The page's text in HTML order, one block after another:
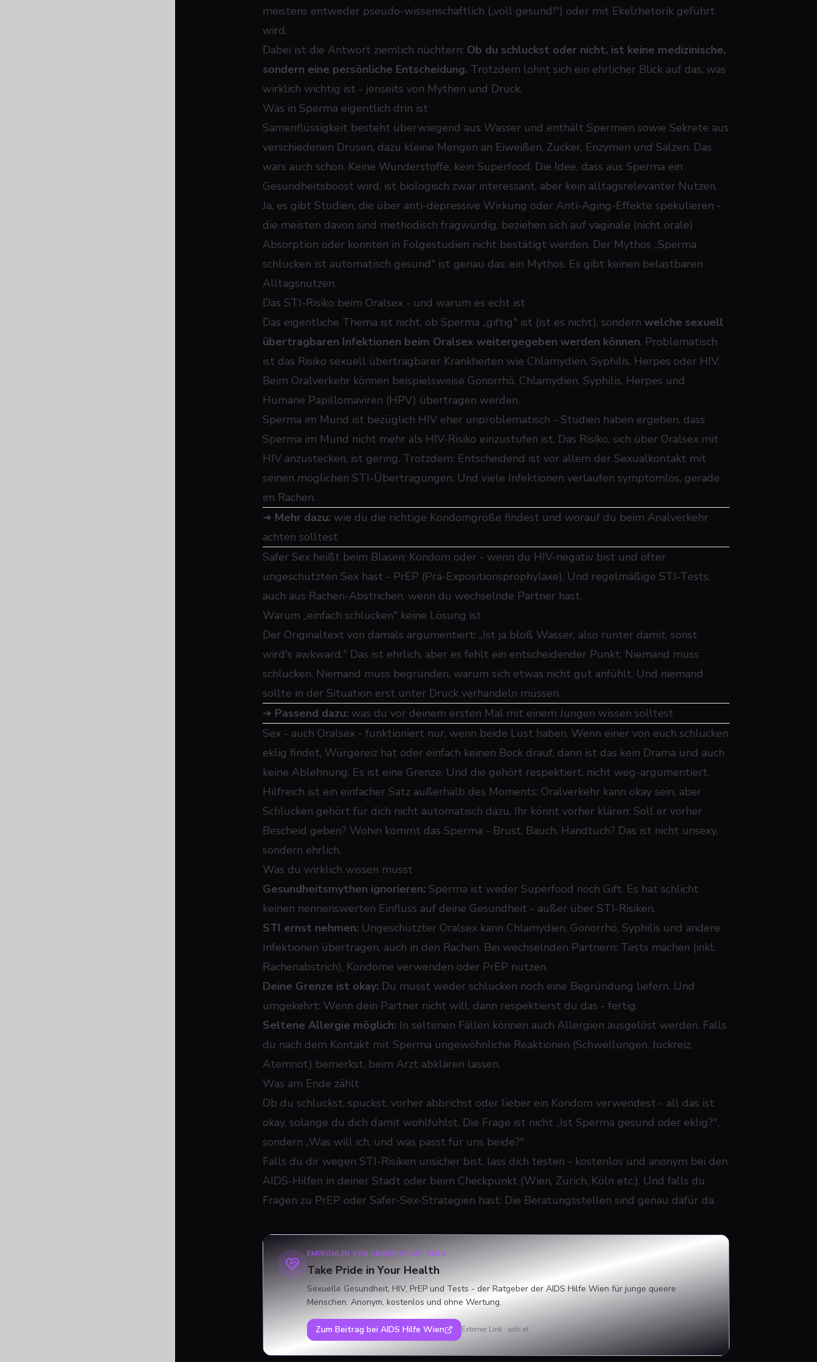
meistens entweder pseudo-wissenschaftlich („voll gesund!") oder mit Ekelrhetorik geführt
wird.
Dabei ist die Antwort ziemlich nüchtern: Ob du schluckst oder nicht, ist keine medizinische,
sondern eine persönliche Entscheidung. Trotzdem lohnt sich ein ehrlicher Blick auf das, was
wirklich wichtig ist - jenseits von Mythen und Druck.
Was in Sperma eigentlich drin ist
Samenflüssigkeit besteht überwiegend aus Wasser und enthält Spermien sowie Sekrete aus
verschiedenen Drüsen, dazu kleine Mengen an Eiweißen, Zucker, Enzymen und Salzen. Das
wars auch schon. Keine Wunderstoffe, kein Superfood. Die Idee, dass aus Sperma ein
Gesundheitsboost wird, ist biologisch zwar interessant, aber kein alltagsrelevanter Nutzen.
Ja, es gibt Studien, die über anti-depressive Wirkung oder Anti-Aging-Effekte spekulieren -
die meisten davon sind methodisch fragwürdig, beziehen sich auf vaginale (nicht orale)
Absorption oder konnten in Folgestudien nicht bestätigt werden. Der Mythos „Sperma
schlucken ist automatisch gesund" ist genau das: ein Mythos. Es gibt keinen belastbaren
Alltagsnutzen.
Das STI-Risiko beim Oralsex - und warum es echt ist
Das eigentliche Thema ist nicht, ob Sperma „giftig" ist (ist es nicht), sondern welche sexuell
übertragbaren Infektionen beim Oralsex weitergegeben werden können. Problematisch
ist das Risiko sexuell übertragbarer Krankheiten wie Chlamydien, Syphilis, Herpes oder HIV.
Beim Oralverkehr können beispielsweise Gonorrhö, Chlamydien, Syphilis, Herpes und
Humane Papillomaviren (HPV) übertragen werden.
Sperma im Mund ist bezüglich HIV eher unproblematisch - Studien haben ergeben, dass
Sperma im Mund nicht mehr als HIV-Risiko einzustufen ist. Das Risiko, sich über Oralsex mit
HIV anzustecken, ist gering. Trotzdem: Entscheidend ist vor allem der Sexualkontakt mit
seinen möglichen STI-Übertragungen. Und viele Infektionen verlaufen symptomlos, gerade
im Rachen.
➜ Mehr dazu: wie du die richtige Kondomgröße findest und worauf du beim Analverkehr
achten solltest
Safer Sex heißt beim Blasen: Kondom oder - wenn du HIV-negativ bist und öfter
ungeschützten Sex hast - PrEP (Prä-Expositionsprophylaxe). Und regelmäßige STI-Tests,
auch aus Rachen-Abstrichen, wenn du wechselnde Partner hast.
Warum „einfach schlucken" keine Lösung ist
Der Originaltext von damals argumentiert: „Ist ja bloß Wasser, also runter damit, sonst
wird's awkward." Das ist ehrlich, aber es fehlt ein entscheidender Punkt: Niemand muss
schlucken. Niemand muss begründen, warum sich etwas nicht gut anfühlt. Und niemand
sollte in der Situation erst unter Druck verhandeln müssen.
➜ Passend dazu: was du vor deinem ersten Mal mit einem Jungen wissen solltest
Sex - auch Oralsex - funktioniert nur, wenn beide Lust haben. Wenn einer von euch schlucken
eklig findet, Würgereiz hat oder einfach keinen Bock drauf, dann ist das kein Drama und auch
keine Ablehnung. Es ist eine Grenze. Und die gehört respektiert, nicht weg-argumentiert.
Hilfreich ist ein einfacher Satz außerhalb des Moments: Oralverkehr kann okay sein, aber
Schlucken gehört für dich nicht automatisch dazu. Ihr könnt vorher klären: Soll er vorher
Bescheid geben? Wohin kommt das Sperma - Brust, Bauch, Handtuch? Das ist nicht unsexy,
sondern ehrlich.
Was du wirklich wissen musst
Gesundheitsmythen ignorieren: Sperma ist weder Superfood noch Gift. Es hat schlicht
keinen nennenswerten Einfluss auf deine Gesundheit - außer über STI-Risiken.
STI ernst nehmen: Ungeschützter Oralsex kann Chlamydien, Gonorrhö, Syphilis und andere
Infektionen übertragen, auch in den Rachen. Bei wechselnden Partnern: Tests machen (inkl.
Rachenabstrich), Kondome verwenden oder PrEP nutzen.
Deine Grenze ist okay: Du musst weder schlucken noch eine Begründung liefern. Und
umgekehrt: Wenn dein Partner nicht will, dann respektierst du das - fertig.
Seltene Allergie möglich: In seltenen Fällen können auch Allergien ausgelöst werden. Falls
du nach dem Kontakt mit Sperma ungewöhnliche Reaktionen (Schwellungen, Juckreiz,
Atemnot) bemerkst, beim Arzt abklären lassen.
Was am Ende zählt
Ob du schluckst, spuckst, vorher abbrichst oder lieber ein Kondom verwendest - all das ist
okay, solange du dich damit wohlfühlst. Die Frage ist nicht „Ist Sperma gesund oder eklig?",
sondern „Was will ich, und was passt für uns beide?"
Falls du dir wegen STI-Risiken unsicher bist, lass dich testen - kostenlos und anonym bei den
AIDS-Hilfen in deiner Stadt oder beim Checkpunkt (Wien, Zürich, Köln etc.). Und falls du
Fragen zu PrEP oder Safer-Sex-Strategien hast: Die Beratungsstellen sind genau dafür da.
EMPFOHLEN VON UNSEREN PARTNERN
Take Pride in Your Health
Sexuelle Gesundheit, HIV, PrEP und Tests - der Ratgeber der AIDS Hilfe Wien für junge queere
Menschen. Anonym, kostenlos und ohne Wertung.
Zum Beitrag bei AIDS Hilfe Wien Externer Link · aids.at